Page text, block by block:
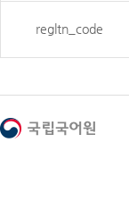
regltn_code